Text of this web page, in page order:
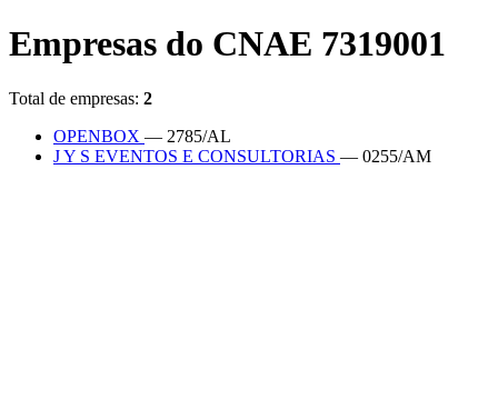
Empresas do CNAE 7319001
Total de empresas: 2
OPENBOX — 2785/AL
J Y S EVENTOS E CONSULTORIAS — 0255/AM